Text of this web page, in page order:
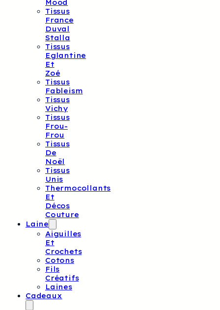
Mood
Tissus
France
Duval
Stalla
Tissus
Eglantine
Et
Zoé
Tissus
Fableism
Tissus
Vichy
Tissus
Frou-
Frou
Tissus
De
Noël
Tissus
Unis
Thermocollants
Et
Décos
Couture
Laine
Aiguilles
Et
Crochets
Cotons
Fils
Créatifs
Laines
Cadeaux